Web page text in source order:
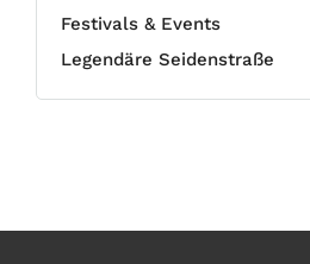
Festivals & Events
Legendäre Seidenstraße